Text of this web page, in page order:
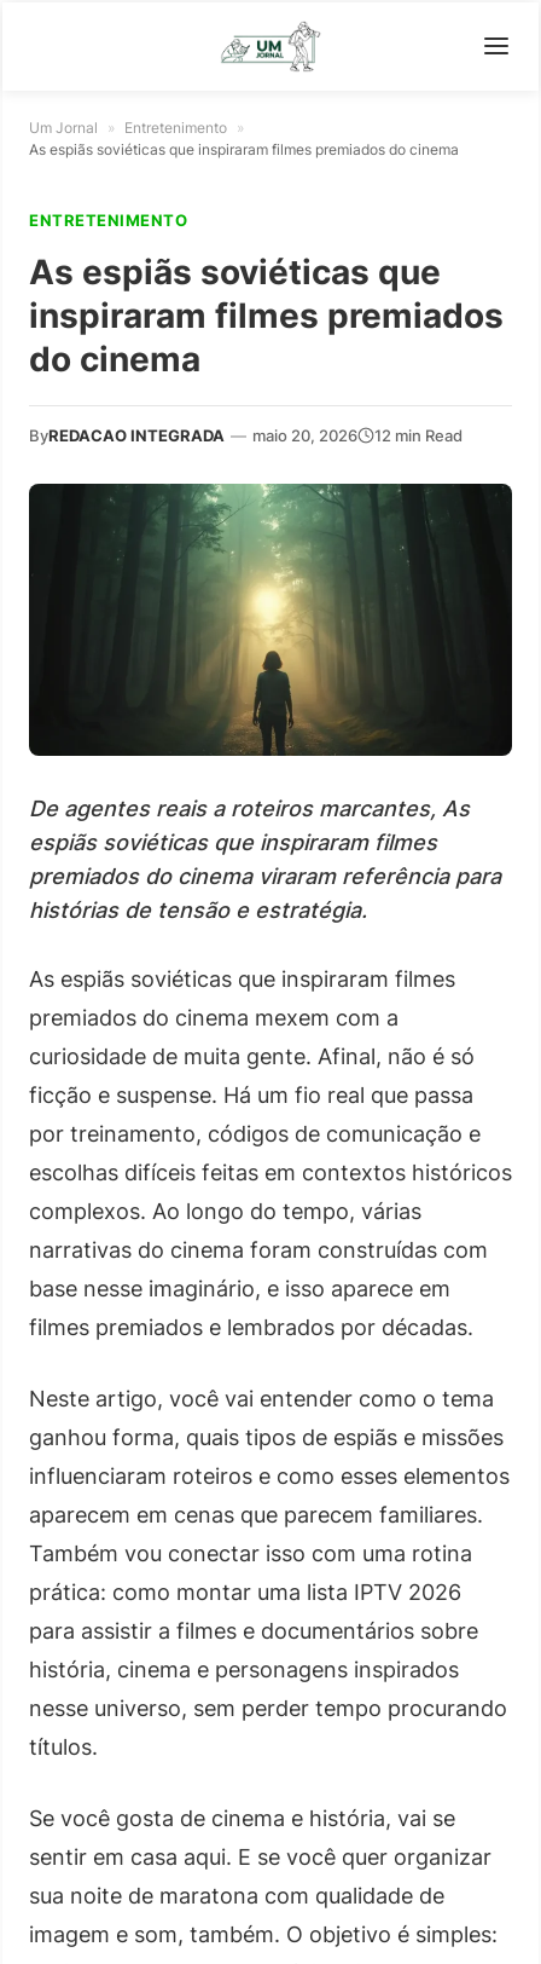
Um Jornal » Entretenimento »
As espiãs soviéticas que inspiraram filmes premiados do cinema
ENTRETENIMENTO
As espiãs soviéticas que
inspiraram filmes premiados
do cinema
ByREDACAO INTEGRADA — maio 20, 2026 12 min Read
De agentes reais a roteiros marcantes, As
espiãs soviéticas que inspiraram filmes
premiados do cinema viraram referência para
histórias de tensão e estratégia.
As espiãs soviéticas que inspiraram filmes
premiados do cinema mexem com a
curiosidade de muita gente. Afinal, não é só
ficção e suspense. Há um fio real que passa
por treinamento, códigos de comunicação e
escolhas difíceis feitas em contextos históricos
complexos. Ao longo do tempo, várias
narrativas do cinema foram construídas com
base nesse imaginário, e isso aparece em
filmes premiados e lembrados por décadas.
Neste artigo, você vai entender como o tema
ganhou forma, quais tipos de espiãs e missões
influenciaram roteiros e como esses elementos
aparecem em cenas que parecem familiares.
Também vou conectar isso com uma rotina
prática: como montar uma lista IPTV 2026
para assistir a filmes e documentários sobre
história, cinema e personagens inspirados
nesse universo, sem perder tempo procurando
títulos.
Se você gosta de cinema e história, vai se
sentir em casa aqui. E se você quer organizar
sua noite de maratona com qualidade de
imagem e som, também. O objetivo é simples: